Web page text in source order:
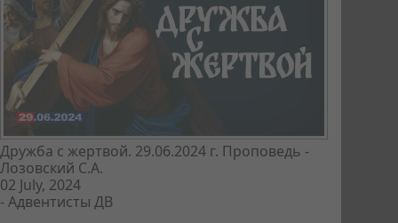
Дружба с жертвой. 29.06.2024 г. Проповедь -
Лозовский С.А.
02 July, 2024
-Адвентисты ДВ